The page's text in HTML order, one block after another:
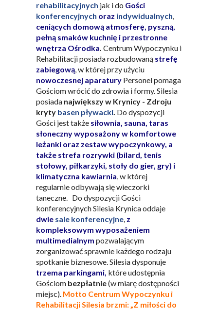
rehabilitacyjnych jak i do Gości
konferencyjnych oraz indywidualnych,
ceniących domową atmosferę, pyszną,
pełną smaków kuchnię i przestronne
wnętrza Ośrodka. Centrum Wypoczynku i
Rehabilitacji posiada rozbudowaną strefę
zabiegową, w której przy użyciu
nowoczesnej aparatury Personel pomaga
Gościom wrócić do zdrowia i formy. Silesia
posiada największy w Krynicy - Zdroju
kryty basen pływacki. Do dyspozycji
Gości jest także siłownia, sauna, taras
słoneczny wyposażony w komfortowe
leżanki oraz zestaw wypoczynkowy, a
także strefa rozrywki (bilard, tenis
stołowy, piłkarzyki, stoły do gier, gry) i
klimatyczna kawiarnia, w której
regularnie odbywają się wieczorki
taneczne. Do dyspozycji Gości
konferencyjnych Silesia Krynica oddaje
dwie sale konferencyjne, z
kompleksowym wyposażeniem
multimedialnym pozwalającym
zorganizować sprawnie każdego rodzaju
spotkanie biznesowe. Silesia dysponuje
trzema parkingami, które udostępnia
Gościom bezpłatnie(w miarę dostępności
miejsc). Motto Centrum Wypoczynku i
Rehabilitacji Silesia brzmi: „Z miłości do